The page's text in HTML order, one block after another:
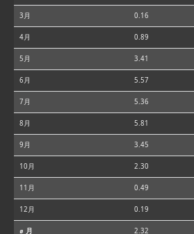
3月 0.16
4月 0.89
5月 3.41
6月 5.57
7月 5.36
8月 5.81
9月 3.45
10月 2.30
11月 0.49
12月 0.19
⌀ 月 2.32